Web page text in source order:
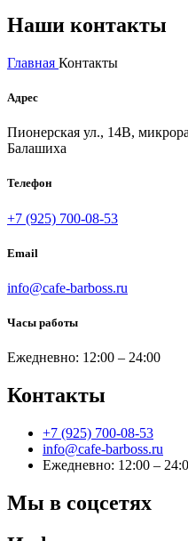
Наши контакты
Главная Контакты
Адрес
Пионерская ул., 14В,
Балашиха
Телефон
+7 (925) 700-08-53
Email
info@cafe-barboss.ru
Часы работы
Ежедневно: 12:00 – 24:00
Контакты
+7 (925) 700-08-53
info@cafe-barboss.ru
Ежедневно: 12:00 –
Мы в соцсетях